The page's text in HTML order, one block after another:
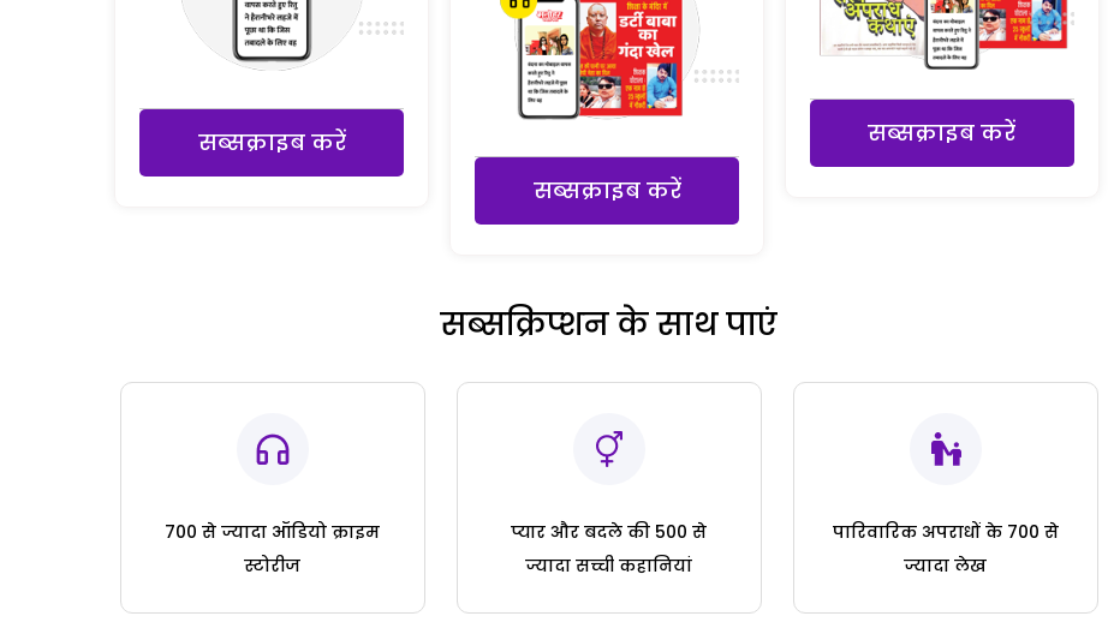
सब्सक्राइब करें
सब्सक्राइब करें
सब्सक्राइब करें
सब्सक्रिप्शन के साथ पाएं
700 से ज्यादा ऑडियो क्राइम
स्टोरीज
प्यार और बदले की 500 से
ज्यादा सच्ची कहानियां
पारिवारिक अपराधों के 700 से
ज्यादा लेख